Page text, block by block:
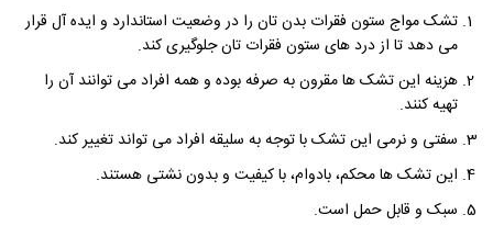
تشک مواج ستون فقرات بدن تان را در وضعیت استاندارد و ایده آل قرار
می دهد تا از درد های ستون فقرات تان جلوگیری کند.
هزینه این تشک ها مقرون به صرفه بوده و همه افراد می توانند آن را
تهیه کنند.
سفتی و نرمی این تشک با توجه به سلیقه افراد می تواند تغییر کند.
این تشک ها محکم، بادوام، با کیفیت و بدون نشتی هستند.
سبک و قابل حمل است.